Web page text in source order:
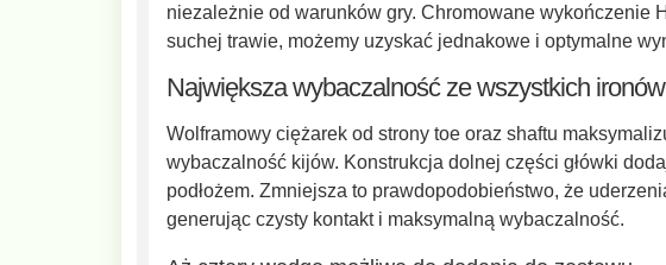
niezależnie od warunków gry. Chromowane wykończenie
suchej trawie, możemy uzyskać jednakowe i optymalne
Największa wybaczalność ze wszystkich
Wolframowy ciężarek od strony toe oraz shaftu
wybaczalność kijów. Konstrukcja dolnej części główki
podłożem. Zmniejsza to prawdopodobieństwo, że
generując czysty kontakt i maksymalną wybaczalność.